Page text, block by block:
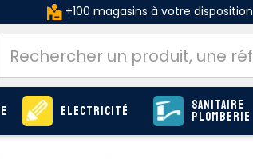
+100 magasins à votre disposition
Electricité Sanitaire
Plomberie